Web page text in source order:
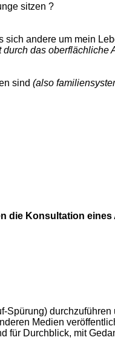
sitzen ?
andere um mein
das oberflächliche
sind (also
die Konsultation
Medien
für Durchblick, mit